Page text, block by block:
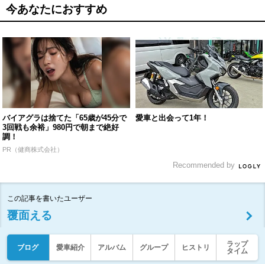
今あなたにおすすめ
バイアグラは捨てた「65歳が45分で
3回戦も余裕」980円で朝まで絶好
調！
PR（健商株式会社）
愛車と出会って1年！
Recommended by
この記事を書いたユーザー
覆面える
ブログ 愛車紹介 アルバム グループ ヒストリ
ラップ
タイム